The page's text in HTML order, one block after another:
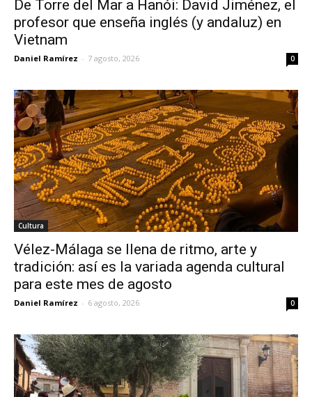
De Torre del Mar a Hanói: David Jiménez, el
profesor que enseña inglés (y andaluz) en
Vietnam
Daniel Ramírez - 7 agosto, 2026 0
Cultura
Vélez-Málaga se llena de ritmo, arte y
tradición: así es la variada agenda cultural
para este mes de agosto
Daniel Ramírez - 6 agosto, 2026 0